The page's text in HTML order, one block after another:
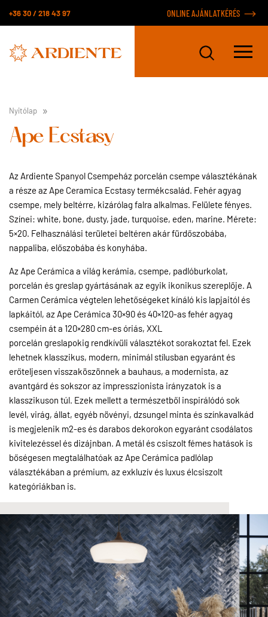
+36 30 / 218 43 97 ONLINE AJÁNLATKÉRÉS
Nyitólap
Ape Ecstasy
Az Ardiente Spanyol Csempeház porcelán csempe választékának
a része az Ape Ceramica Ecstasy termékcsalád. Fehér agyag
csempe, mely beltérre, kizárólag falra alkalmas. Felülete fényes.
Színei: white, bone, dusty, jade, turquoise, eden, marine. Mérete:
5×20. Felhasználási területei beltéren akár fürdőszobába,
nappaliba, előszobába és konyhába.
Az Ape Cerámica a világ kerámia, csempe, padlóburkolat,
porcelán és greslap gyártásának az egyik ikonikus szereplője. A
Carmen Cerámica végtelen lehetőségeket kínáló kis lapjaitól és
lapkáitól, az Ape Cerámica 30×90 és 40×120-as fehér agyag
csempéin át a 120×280 cm-es óriás, XXL
porcelán greslapokig rendkívüli választékot sorakoztat fel. Ezek
lehetnek klasszikus, modern, minimál stílusban egyaránt és
erőteljesen visszaköszönnek a bauhaus, a modernista, az
avantgárd és sokszor az impresszionista irányzatok is a
klasszikuson túl. Ezek mellett a természetből inspirálódó sok
levél, virág, állat, egyéb növényi, dzsungel minta és színkavalkád
is megjelenik m2-es és darabos dekorokon egyaránt csodálatos
kivitelezéssel és dizájnban. A metál és csiszolt fémes hatások is
bőségesen megtalálhatóak az Ape Cerámica padlólap
választékában a prémium, az exkluzív és luxus élcsiszolt
kategóriákban is.